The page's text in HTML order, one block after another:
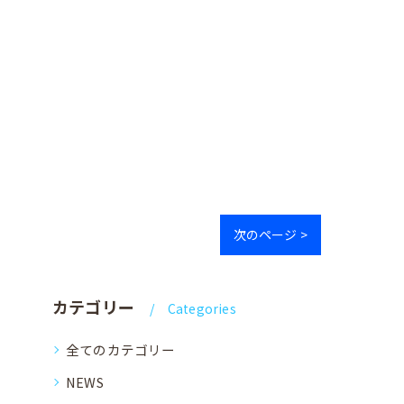
次のページ >
カテゴリー Categories
全てのカテゴリー
NEWS